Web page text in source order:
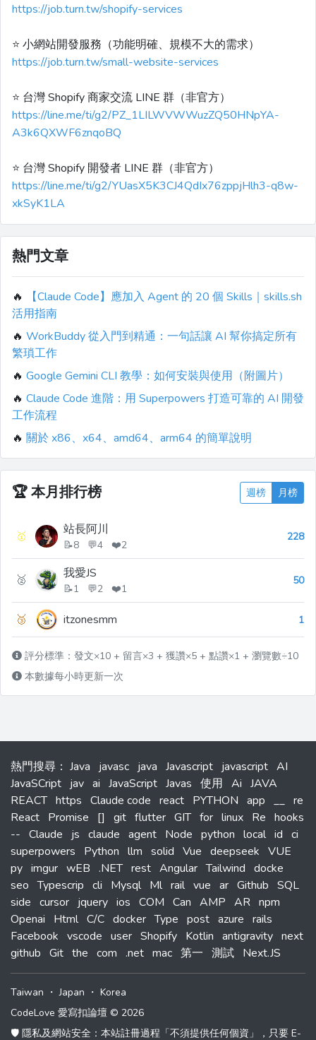
https://job.turn.tw/shopify-services
⭐️ 小網站開發服務（功能明確、規模不大的需求）
https://job.turn.tw/small-website-services
⭐️ 台灣 Shopify 商家交流 LINE 群（非官方）
https://line.me/ti/g2/PZ_1LILWVWWuzZQ50HNpYA-
A3k6QXWF6znqoBQ
⭐️ 台灣 Shopify 開發者 LINE 群（非官方）
https://line.me/ti/g2/YUasX5K3CJ4QdIx76zppjHlh3-q8w-
xkSyK1LA
熱門文章
🔥
【Claude Code】應加入 Agent 的 20 個 Skills｜skills.sh
活用指南
🔥 WorkBuddy 從入門到精通：一句話讓 AI 幫你搞定所有
繁瑣工作
🔥 Google Gemini CLI 教學：如何安裝與使用（附圖片）
🔥 Claude Code 進階：用 Superpowers 打造可靠的 AI 開發
工作流程
🔥 關於 x86、x64、amd64、arm64 的簡單說明
🏆本月排行榜 週榜 月榜
🥇 站長阿川
📝8 💬4 ❤️2
228
🥈 我愛JS
📝1 💬2 ❤️1
50
🥉 itzonesmm 1
評分標準：發文×10 + 留言×3 + 獲讚×5 + 點讚×1 + 瀏覽數÷10
本數據每小時更新一次
熱門搜尋 ： Java javasc java Javascript javascript AI
JavaSCript jav ai JavaScript Javas 使用 Ai JAVA
REACT https Claude code react PYTHON app __ re
React Promise [] git flutter GIT for linux Re hooks
-- Claude js claude agent Node python local id ci
superpowers
Python llm solid Vue deepseek VUE
py imgur wEB .NET rest Angular Tailwind docke
seo Typescrip cli Mysql Ml rail vue ar Github SQL
side cursor jquery ios COM Can AMP AR npm
Openai
Html C/C docker Type post azure rails
Facebook vscode user Shopify Kotlin antigravity next
github Git the com .net mac 第一 測試 Next.JS
Taiwan ・Japan ・ Korea
CodeLove 愛寫扣論壇 © 2026
🛡️ 隱私及網站安全：本站註冊過程「不須提供任何個資」，只要 E-